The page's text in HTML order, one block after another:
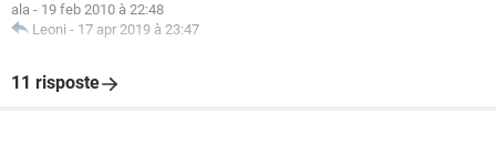
ala - 19 feb 2010 à 22:48
Leoni - 17 apr 2019 à 23:47
11 risposte